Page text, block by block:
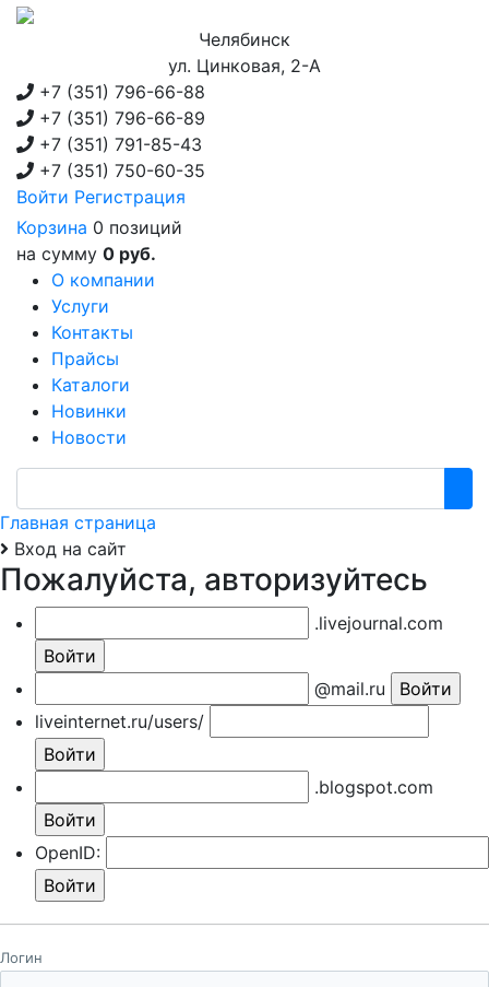
Челябинск
ул. Цинковая, 2-А
+7 (351) 796-66-88
+7 (351) 796-66-89
+7 (351) 791-85-43
+7 (351) 750-60-35
Войти Регистрация
Корзина 0 позиций
на сумму 0 руб.
О компании
Услуги
Контакты
Прайсы
Каталоги
Новинки
Новости
Главная страница
Вход на сайт
Пожалуйста, авторизуйтесь
.livejournal.com
@mail.ru
liveinternet.ru/users/
.blogspot.com
OpenID:
Логин